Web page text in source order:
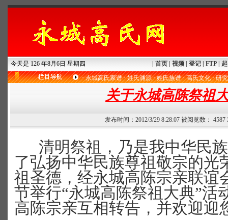
今天是 126 年8月6日 星期四 首页 视频 登记 FTP
· 永城高氏家谱 · 姓氏渊源 · 姓氏族谱 · 高氏文化 · 研
关于永城高陈祭祖
发布时间：2012/3/29 8:28:07 被阅览数：
清明祭祖，乃是我中华民族
了弘扬中华民族尊祖敬宗的光
祖圣德，经永城高陈宗亲联谊
节举行“永城高陈祭祖大典”活
高陈宗亲互相转告，并欢迎迎